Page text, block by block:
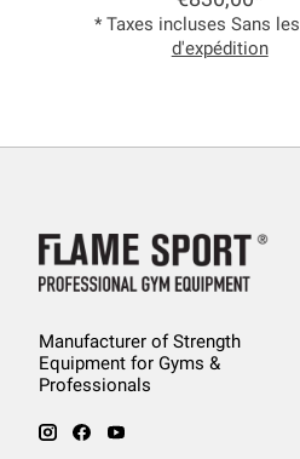
* Taxes incluses Sans les
d'expédition
Manufacturer of Strength
Equipment for Gyms &
Professionals